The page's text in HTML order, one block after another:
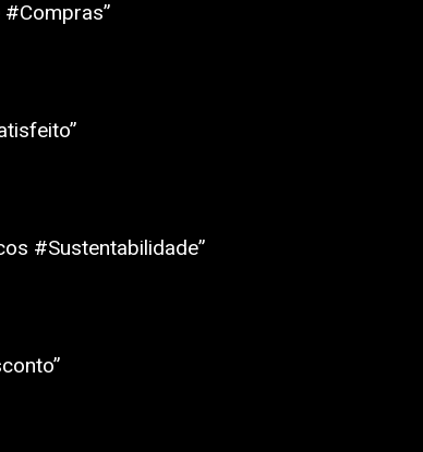
#Sustentabilidade”